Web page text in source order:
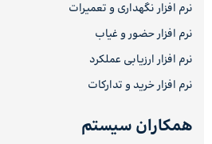
نرم افزار نگهداری و تعمیرات
نرم افزار حضور و غیاب
نرم افزار ارزیابی عملکرد
نرم افزار خرید و تدارکات
همکاران سیستم